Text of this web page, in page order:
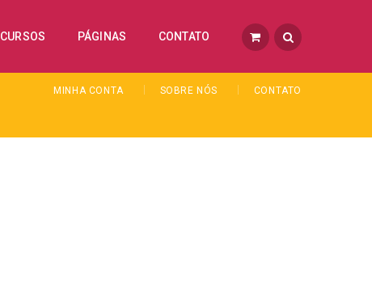
CURSOS PÁGINAS CONTATO
MINHA CONTA SOBRE NÓS CONTATO